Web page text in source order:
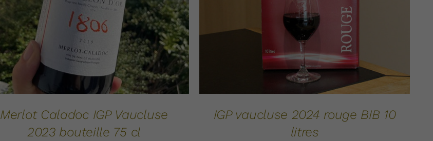
Merlot Caladoc IGP Vaucluse
2023 bouteille 75 cl
IGP vaucluse 2024 rouge BIB 10
litres